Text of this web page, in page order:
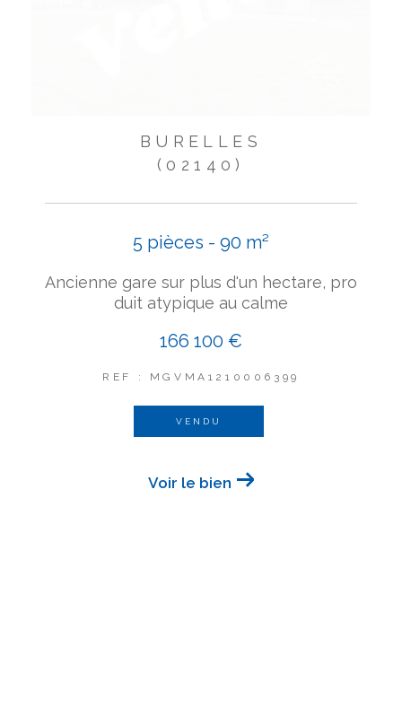
BURELLES
(02140)
5 pièces - 90 m²
Ancienne gare sur plus d'un hectare, pro
duit atypique au calme
166 100 €
REF : MGVMA1210006399
VENDU
Voir le bien